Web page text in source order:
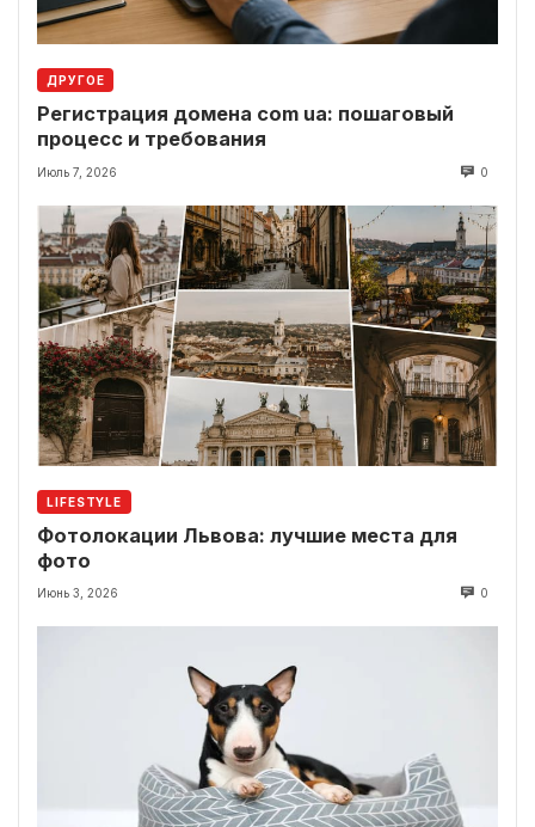
ДРУГОЕ
Регистрация домена com ua: пошаговый
процесс и требования
Июль 7, 2026 0
LIFESTYLE
Фотолокации Львова: лучшие места для
фото
Июнь 3, 2026 0